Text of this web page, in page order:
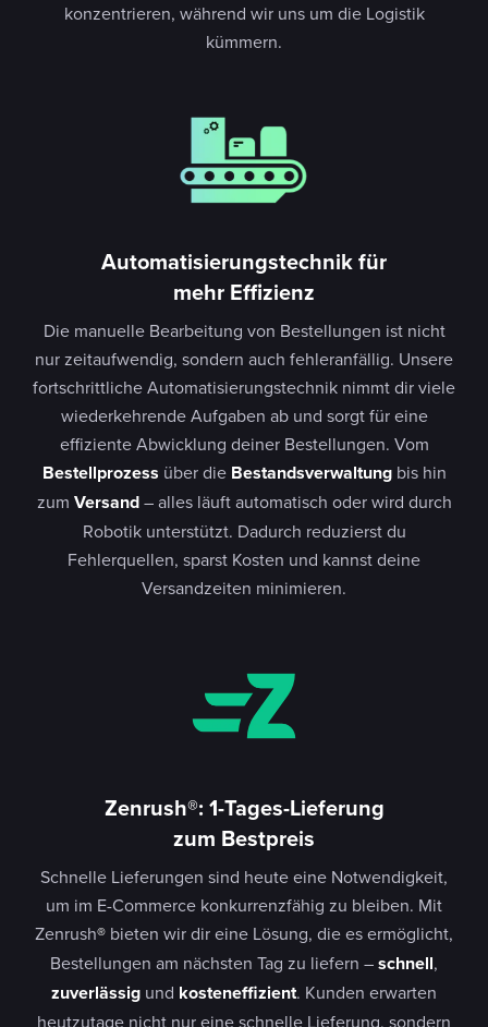
konzentrieren, während wir uns um die Logistik
kümmern.
Automatisierungstechnik für
mehr Effizienz
Die manuelle Bearbeitung von Bestellungen ist nicht
nur zeitaufwendig, sondern auch fehleranfällig. Unsere
fortschrittliche Automatisierungstechnik nimmt dir viele
wiederkehrende Aufgaben ab und sorgt für eine
effiziente Abwicklung deiner Bestellungen. Vom
Bestellprozess über die Bestandsverwaltungbis hin
zum Versand– alles läuft automatisch oder wird durch
Robotik unterstützt. Dadurch reduzierst du
Fehlerquellen, sparst Kosten und kannst deine
Versandzeiten minimieren.
Zenrush®: 1-Tages-Lieferung
zum Bestpreis
Schnelle Lieferungen sind heute eine Notwendigkeit,
um im E-Commerce konkurrenzfähig zu bleiben. Mit
Zenrush® bieten wir dir eine Lösung, die es ermöglicht,
Bestellungen am nächsten Tag zu liefern –schnell,
zuverlässig und kosteneffizient. Kunden erwarten
heutzutage nicht nur eine schnelle Lieferung, sondern